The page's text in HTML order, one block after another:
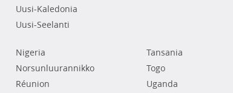
Uusi-Kaledonia
Uusi-Seelanti
Nigeria
Norsunluurannikko
Réunion
Tansania
Togo
Uganda